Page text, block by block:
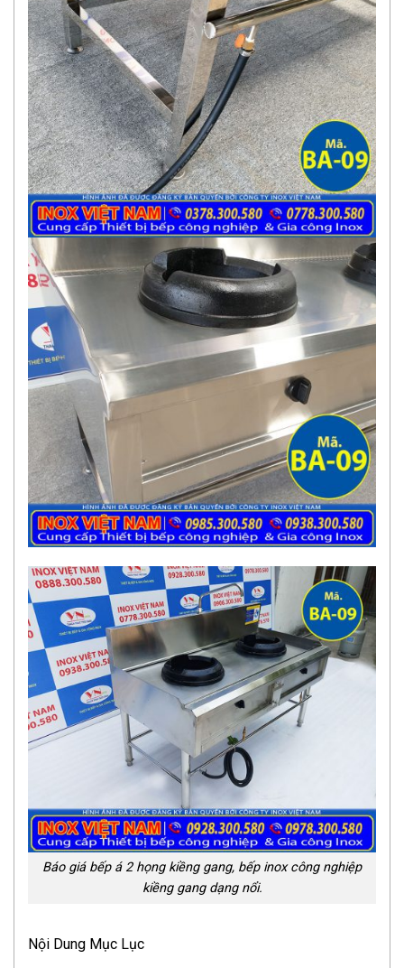
Báo giá bếp á 2 họng kiềng gang, bếp inox công nghiệp
kiềng gang dạng nổi.
Nội Dung Mục Lục